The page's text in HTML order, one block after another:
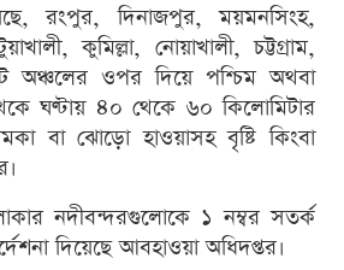
রংপুর, দিনাজপুর, ময়মনসিংহ,
কুমিল্লা, নোয়াখালী, চট্টগ্রাম,
অঞ্চলের ওপর দিয়ে পশ্চিম অথবা
ঘণ্টায় ৪০ থেকে ৬০ কিলোমিটার
বা ঝোড়ো হাওয়াসহ বৃষ্টি কিংবা
নদীবন্দরগুলোকে ১ নম্বর সতর্ক
দিয়েছে আবহাওয়া অধিদপ্তর।